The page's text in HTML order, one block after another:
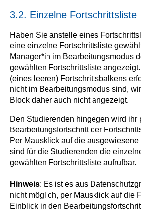
3.2. Einzelne Fortschrittsliste
Haben Sie anstelle eines
eine einzelne Fortschrittsliste
Manager*in im Bearbeitungsmodus
gewählten Fortschrittsliste
(eines leeren) Fortschrittsbalkens
nicht im Bearbeitungsmodus sind,
Block daher auch nicht angezeigt.
Den Studierenden hingegen wird ihr
Bearbeitungsfortschritt der
Per Mausklick auf die
sind für die Studierenden die
gewählten Fortschrittsliste aufrufbar.
Hinweis: Es ist es aus
nicht möglich, per Mausklick auf die
Einblick in den